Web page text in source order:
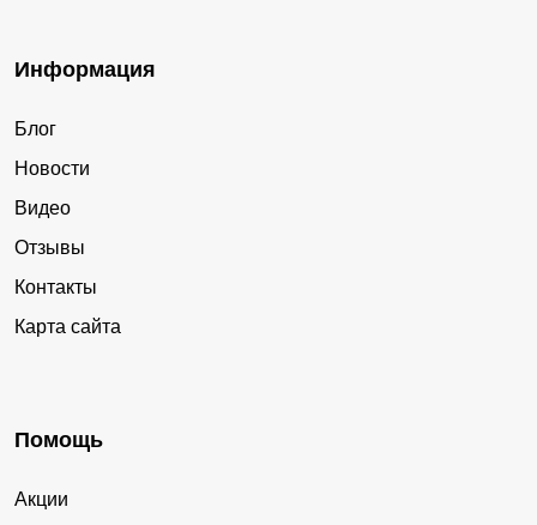
Информация
Блог
Новости
Видео
Отзывы
Контакты
Карта сайта
Помощь
Акции